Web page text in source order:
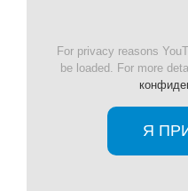
For privacy reasons
be loaded. For more
Я